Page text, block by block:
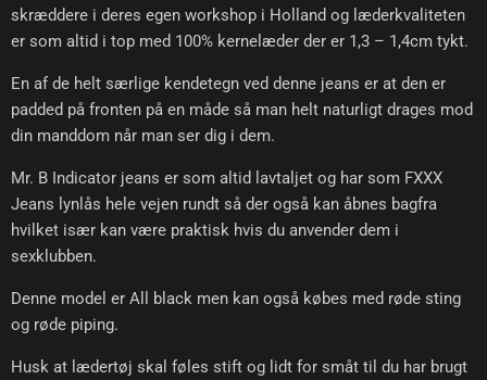
skræddere i deres egen workshop i Holland og læderkvaliteten
er som altid i top med 100% kernelæder der er 1,3 – 1,4cm tykt.
En af de helt særlige kendetegn ved denne jeans er at den er
padded på fronten på en måde så man helt naturligt drages mod
din manddom når man ser dig i dem.
Mr. B Indicator jeans er som altid lavtaljet og har som FXXX
Jeans lynlås hele vejen rundt så der også kan åbnes bagfra
hvilket især kan være praktisk hvis du anvender dem i
sexklubben.
Denne model er All black men kan også købes med røde sting
og røde piping.
Husk at lædertøj skal føles stift og lidt for småt til du har brugt